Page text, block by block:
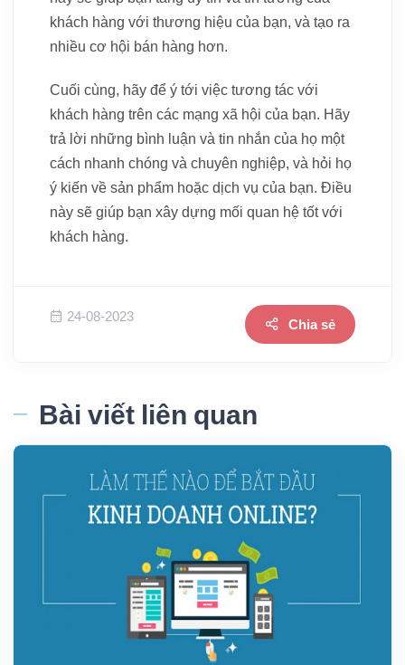
khách hàng với thương hiệu của bạn, và tạo ra
nhiều cơ hội bán hàng hơn.
Cuối cùng, hãy để ý tới việc tương tác với
khách hàng trên các mạng xã hội của bạn. Hãy
trả lời những bình luận và tin nhắn của họ một
cách nhanh chóng và chuyên nghiệp, và hỏi họ
ý kiến về sản phẩm hoặc dịch vụ của bạn. Điều
này sẽ giúp bạn xây dựng mối quan hệ tốt với
khách hàng.
24-08-2023
Chia sẻ
Bài viết liên quan